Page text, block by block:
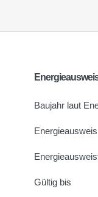
Baujahr laut
Energieausweis
Gültig bis